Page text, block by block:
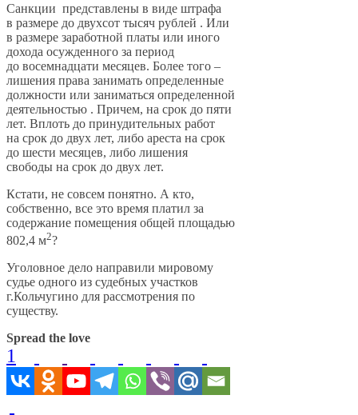
Санкции представлены в виде штрафа
в размере до двухсот тысяч рублей . Или
в размере заработной платы или иного
дохода осужденного за период
до восемнадцати месяцев. Более того –
лишения права занимать определенные
должности или заниматься определенной
деятельностью . Причем, на срок до пяти
лет. Вплоть до принудительных работ
на срок до двух лет, либо ареста на срок
до шести месяцев, либо лишения
свободы на срок до двух лет.
Кстати, не совсем понятно. А кто,
собственно, все это время платил за
содержание помещения общей площадью
802,4 м2?
Уголовное дело направили мировому
судье одного из судебных участков
г.Кольчугино для рассмотрения по
существу.
Spread the love
1